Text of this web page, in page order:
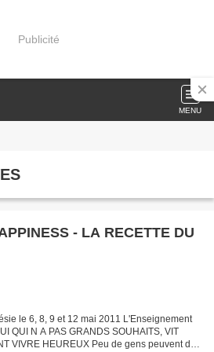
Publicité
MENU
- LA RECETTE DU
le 6, 8, 9 et 12 mai 2011 L'Enseignement
QUI N A PAS GRANDS SOUHAITS, VIT
VIVRE HEUREUX Peu de gens peuvent dire